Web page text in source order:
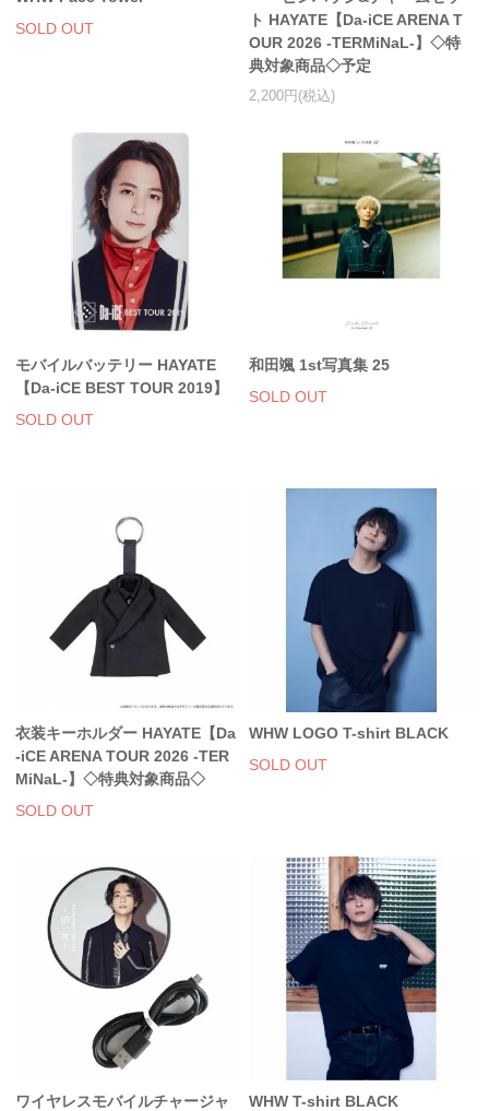
SOLD OUT
ト HAYATE【Da-iCE ARENA T
OUR 2026 -TERMiNaL-】◇特
典対象商品◇予定
2,200円(税込)
モバイルバッテリー HAYATE
【Da-iCE BEST TOUR 2019】
SOLD OUT
和田颯 1st写真集 25
SOLD OUT
衣装キーホルダー HAYATE【Da
-iCE ARENA TOUR 2026 -TER
MiNaL-】◇特典対象商品◇
SOLD OUT
WHW LOGO T-shirt BLACK
SOLD OUT
ワイヤレスモバイルチャージャ
WHW T-shirt BLACK